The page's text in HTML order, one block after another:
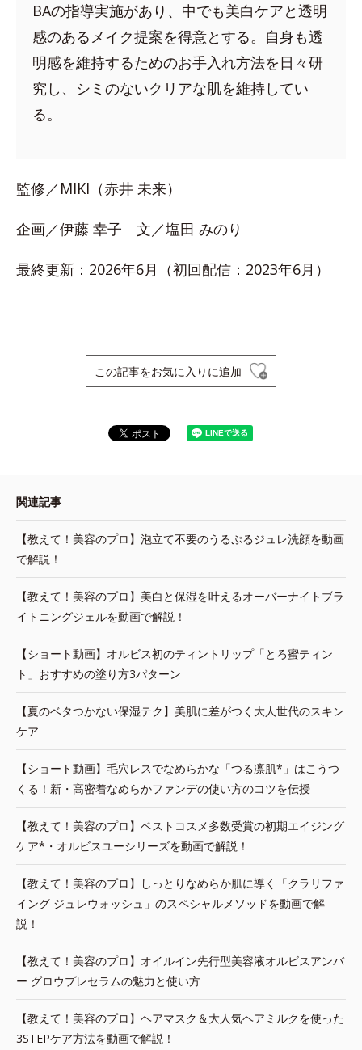
BAの指導実施があり、中でも美白ケアと透明
感のあるメイク提案を得意とする。自身も透
明感を維持するためのお手入れ方法を日々研
究し、シミのないクリアな肌を維持してい
る。
監修／MIKI（赤井 未来）
企画／伊藤 幸子 文／塩田 みのり
最終更新：2026年6月（初回配信：2023年6月）
この記事をお気に入りに追加
関連記事
【教えて！美容のプロ】泡立て不要のうるぷるジュレ洗顔を動画
で解説！
【教えて！美容のプロ】美白と保湿を叶えるオーバーナイトブラ
イトニングジェルを動画で解説！
【ショート動画】オルビス初のティントリップ「とろ蜜ティン
ト」おすすめの塗り方3パターン
【夏のベタつかない保湿テク】美肌に差がつく大人世代のスキン
ケア
【ショート動画】毛穴レスでなめらかな「つる凛肌*」はこうつ
くる！新・高密着なめらかファンデの使い方のコツを伝授
【教えて！美容のプロ】ベストコスメ多数受賞の初期エイジング
ケア*・オルビスユーシリーズを動画で解説！
【教えて！美容のプロ】しっとりなめらか肌に導く「クラリファ
イング ジュレウォッシュ」のスペシャルメソッドを動画で解
説！
【教えて！美容のプロ】オイルイン先行型美容液オルビスアンバ
ー グロウプレセラムの魅力と使い方
【教えて！美容のプロ】ヘアマスク＆大人気ヘアミルクを使った
3STEPケア方法を動画で解説！